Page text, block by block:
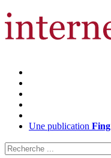
Une publication Fing